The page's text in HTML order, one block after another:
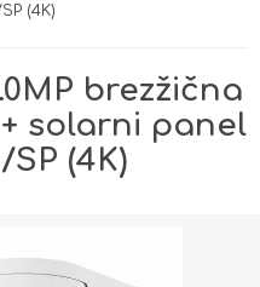
(4K)
brezžična
solarni panel
(4K)